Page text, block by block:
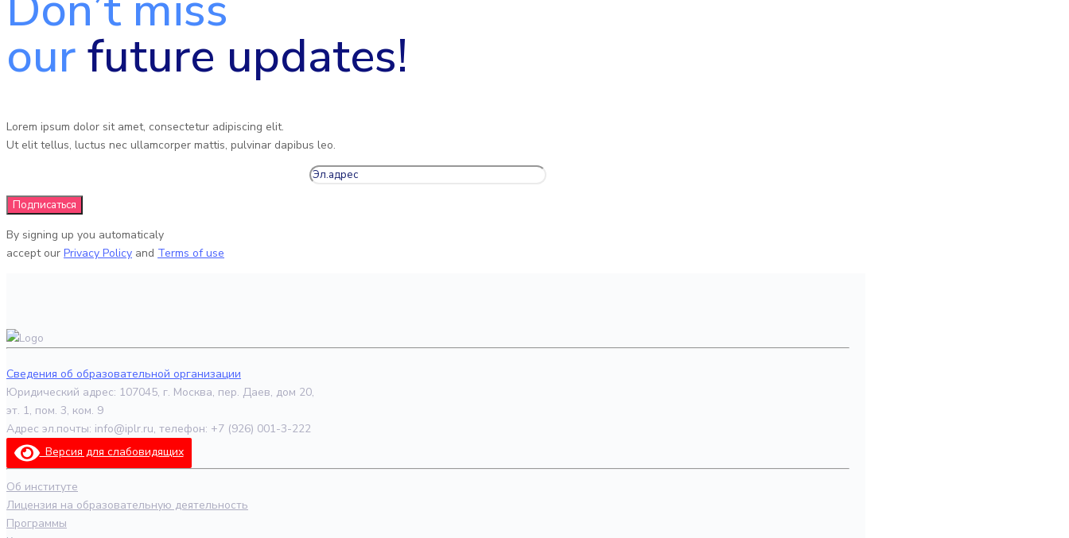
ourfuture updates!
Lorem ipsum dolor sit amet, consectetur adipiscing elit.
Ut elit tellus, luctus nec ullamcorper mattis, pulvinar dapibus leo.
By signing up you automaticaly
accept our Privacy Policy and Terms of use
Сведения об образовательной организации
Юридический адрес: 107045, г. Москва, пер. Даев, дом 20,
эт. 1, пом. 3, ком. 9
Адрес эл.почты: info@iplr.ru, телефон: +7 (926) 001-3-222
Версия для слабовидящих
Об институте
Лицензия на образовательную деятельность
Программы